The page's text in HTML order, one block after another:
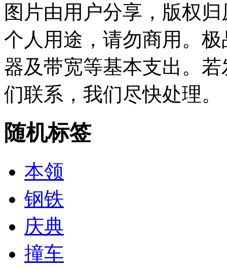
图片由用户分享，版权
个人用途，请勿商用。
器及带宽等基本支出。
们联系，我们尽快处理。
随机标签
本领
钢铁
庆典
撞车